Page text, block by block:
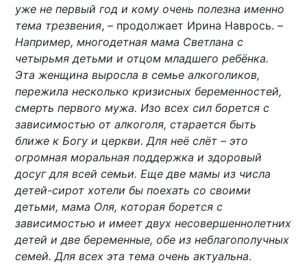
уже не первый год и кому очень полезна именно
тема трезвения, – продолжает Ирина Наврось. –
Например, многодетная мама Светлана с
четырьмя детьми и отцом младшего ребёнка.
Эта женщина выросла в семье алкоголиков,
пережила несколько кризисных беременностей,
смерть первого мужа. Изо всех сил борется с
зависимостью от алкоголя, старается быть
ближе к Богу и церкви. Для неё слёт – это
огромная моральная поддержка и здоровый
досуг для всей семьи. Еще две мамы из числа
детей-сирот хотели бы поехать со своими
детьми, мама Оля, которая борется с
зависимостью и имеет двух несовершеннолетних
детей и две беременные, обе из неблагополучных
семей. Для всех эта тема очень актуальна.